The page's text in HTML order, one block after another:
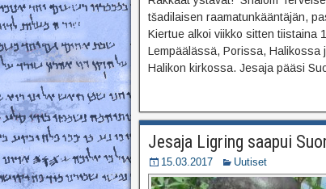
tšadilaisen raamatunkääntäjän,
Kiertue alkoi viikko sitten tiistaina
Lempäälässä, Porissa,
Halikon kirkossa. Jesaja pääsi
Jesaja Ligring saapui
15.03.2017 Uutiset